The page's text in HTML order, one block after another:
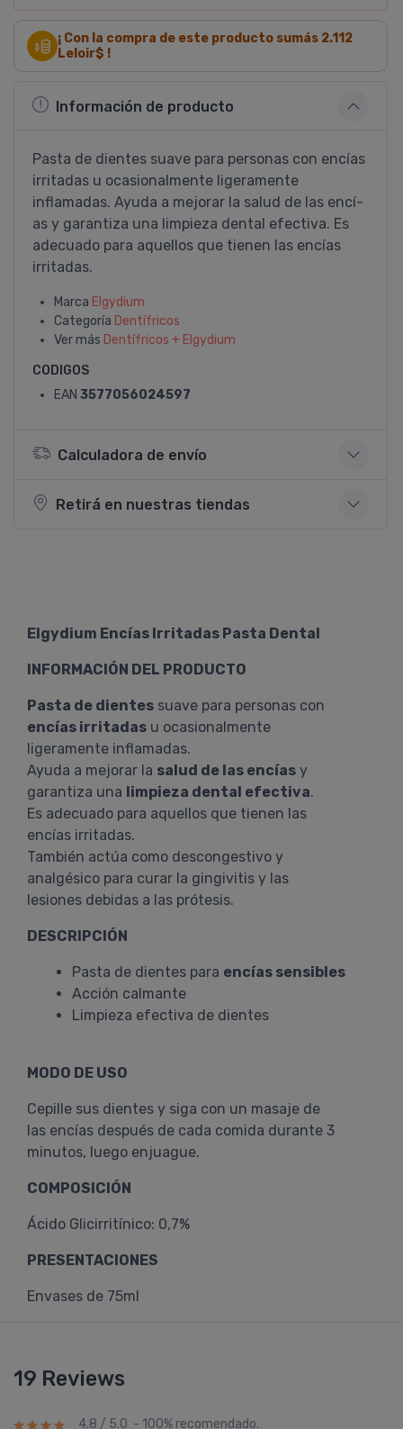
¡ Con la compra de este producto sumás 2.112
Leloir$ !
Información de producto
Pasta de dientes suave para personas con encí­as
irritadas u ocasionalmente ligeramente
inflamadas. Ayuda a mejorar la salud de las encí­
as y garantiza una limpieza dental efectiva. Es
adecuado para aquellos que tienen las encí­as
irritadas.
Marca Elgydium
Categoría Dentí­fricos
Ver más Dentí­fricos + Elgydium
CODIGOS
EAN 3577056024597
Calculadora de envío
Retirá en nuestras tiendas
Elgydium Encías Irritadas Pasta Dental
INFORMACIÓN DEL PRODUCTO
Pasta de dientes suave para personas con
encías irritadas u ocasionalmente
ligeramente inflamadas.
Ayuda a mejorar la salud de las encías y
garantiza una limpieza dental efectiva.
Es adecuado para aquellos que tienen las
encías irritadas.
También actúa como descongestivo y
analgésico para curar la gingivitis y las
lesiones debidas a las prótesis.
DESCRIPCIÓN
Pasta de dientes para encías sensibles
Acción calmante
Limpieza efectiva de dientes
MODO DE USO
Cepille sus dientes y siga con un masaje de
las encías después de cada comida durante 3
minutos, luego enjuague.
COMPOSICIÓN
Ácido Glicirritínico: 0,7%
PRESENTACIONES
Envases de 75ml
19 Reviews
4.8 / 5.0 - 100% recomendado.